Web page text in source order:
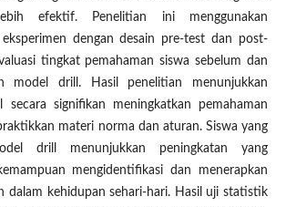
efektif. Penelitian ini menggunakan
dengan desain pre-test dan post-
tingkat pemahaman siswa sebelum dan
model drill. Hasil penelitian menunjukkan
secara signifikan meningkatkan pemahaman
materi norma dan aturan. Siswa yang
drill menunjukkan peningkatan yang
mengidentifikasi dan menerapkan
dalam kehidupan sehari-hari. Hasil uji statistik